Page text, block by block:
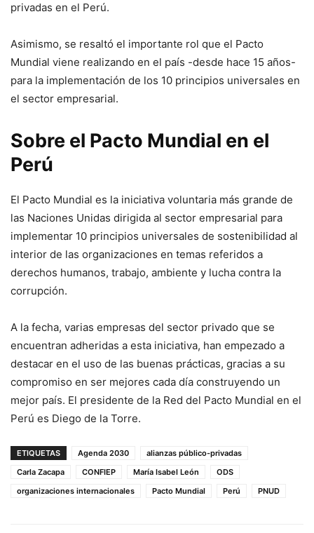
privadas en el Perú.
Asimismo, se resaltó el importante rol que el Pacto
Mundial viene realizando en el país -desde hace 15 años-
para la implementación de los 10 principios universales en
el sector empresarial.
Sobre el Pacto Mundial en el
Perú
El Pacto Mundial es la iniciativa voluntaria más grande de
las Naciones Unidas dirigida al sector empresarial para
implementar 10 principios universales de sostenibilidad al
interior de las organizaciones en temas referidos a
derechos humanos, trabajo, ambiente y lucha contra la
corrupción.
A la fecha, varias empresas del sector privado que se
encuentran adheridas a esta iniciativa, han empezado a
destacar en el uso de las buenas prácticas, gracias a su
compromiso en ser mejores cada día construyendo un
mejor país. El presidente de la Red del Pacto Mundial en el
Perú es Diego de la Torre.
ETIQUETAS Agenda 2030
alianzas público-privadas
Carla Zacapa
CONFIEP María Isabel León
ODS
organizaciones internacionales
Pacto Mundial Perú PNUD